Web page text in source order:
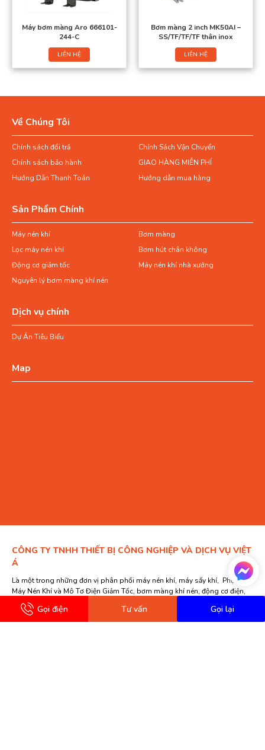
Máy bơm màng Aro 666101-
244-C
LIÊN HỆ
Bơm màng 2 inch MK50AI –
SS/TF/TF/TF thân inox
LIÊN HỆ
Về Chúng Tôi
Chính sách đổi trả
Chính Sách Vận Chuyển
Chính sách bảo hành
GIAO HÀNG MIỄN PHÍ
Hướng Dẫn Thanh Toán
Hướng dẫn mua hàng
Sản Phẩm Chính
Máy nén khí
Bơm màng
Lọc máy nén khí
Bơm hút chân không
Động cơ giảm tốc
Máy nén khí nhà xưởng
Nguyên lý bơm màng khí nén
Dịch vụ chính
Dự Án Tiêu Biểu
Map
CÔNG TY TNHH THIẾT BỊ CÔNG NGHIỆP VÀ DỊCH VỤ VIỆT
Á
Là một trong những đơn vị phân phối máy nén khí, máy sấy khí, Phụ Tùng
Máy Nén Khí và Mô Tơ Điện Giảm Tốc, bơm màng khí nén, động cơ điện,
hộp giảm tốc hoạt động lâu năm nhất tại Việt Nam.
Trụ sở HN: Số 4 phố Võ Trung, Phúc Lợi, Long Biên, Hà Nội
Gọi điện Tư vấn Gọi lại